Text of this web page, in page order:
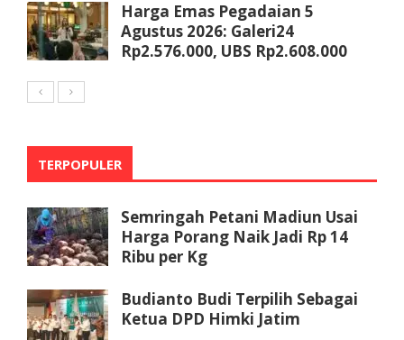
Harga Emas Pegadaian 5
Agustus 2026: Galeri24
Rp2.576.000, UBS Rp2.608.000
TERPOPULER
Semringah Petani Madiun Usai
Harga Porang Naik Jadi Rp 14
Ribu per Kg
Budianto Budi Terpilih Sebagai
Ketua DPD Himki Jatim